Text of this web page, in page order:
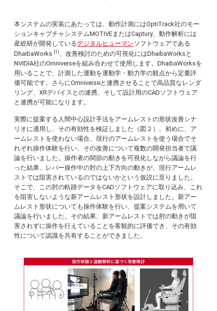
本システムの実装にあたっては、動作計測にはOptiTrack社のモー
ションキャプチャシステムMOTIVEまたはCaptury、動作解析には
産総研が開発しているデジタルヒューマン ソフトウェアである
DhaibaWorks [1] 、改善検討のための可視化にはDhaibaWorksと
NVIDIA社のOmniverseを組み合わせて使用します。DhaibaWorksを
用いることで、計測した運動を運動学・動力学の観点から定量評
価可能です。さらにOmniverseと連携させることで高品質なレンダ
リング、XRデバイスとの連携、そして設計用のCADソフトウェア
と連携が可能になります。
実際に提案する人間中心設計手法をアームレストの形状改善シナ
リオに適用し、その有効性を検証しました（図２）。初めに、ア
ームレストを使わない場合、現行のアームレストを使う場合でそ
れぞれ操作体験を行い、その改善について複数の開発担当者で議
論を行いました。操作者の関節の動きを可視化しながら議論を行
った結果、レバー操作中の肘の上下方向の動きが、現行アームレ
ストでは阻害されているのではないかという仮説に至りました。
そこで、この肘の軌跡データをCADソフトウェアに取り込み、これ
を阻害しないような新アームレスト形状を設計しました。新アー
ムレスト形状についても操作体験を行い、提案システムを用いて
議論を行いました。その結果、新アームレストでは肘の動きが阻
害されずに操作を行えていることを客観的に評価でき、その有効
性について認識を共有することができました。